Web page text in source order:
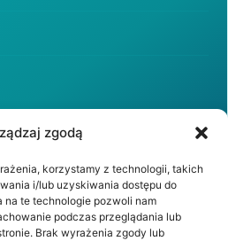
zgodą
korzystamy z technologii, takich
i/lub uzyskiwania dostępu do
na te technologie pozwoli nam
podczas przeglądania lub
Brak wyrażenia zgody lub